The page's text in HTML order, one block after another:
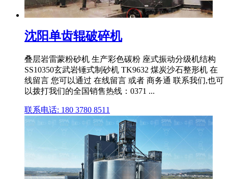
沈阳单齿辊破碎机
叠层岩雷蒙粉砂机 生产彩色碳粉 座式振动分级机结构
SS10350玄武岩锤式制砂机 TK9632 煤炭沙石整形机 在
线留言 您可以通过 在线留言 或者 商务通 联系我们,也可
以拨打我们的全国销售热线：0371 ...
联系电话: 180 3780 8511